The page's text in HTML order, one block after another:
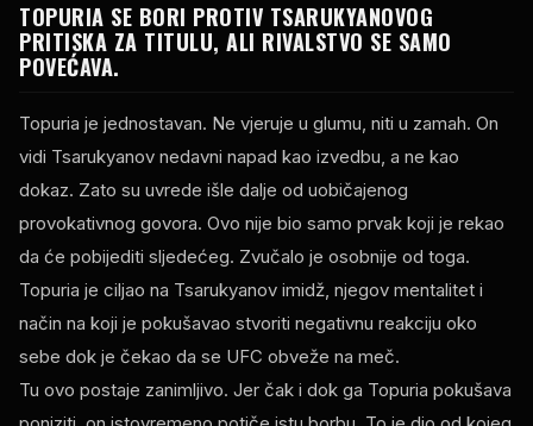
TOPURIA SE BORI PROTIV TSARUKYANOVOG
PRITISKA ZA TITULU, ALI RIVALSTVO SE SAMO
POVEĆAVA.
Topuria je jednostavan. Ne vjeruje u glumu, niti u zamah. On
vidi Tsarukyanov nedavni napad kao izvedbu, a ne kao
dokaz. Zato su uvrede išle dalje od uobičajenog
provokativnog govora. Ovo nije bio samo prvak koji je rekao
da će pobijediti sljedećeg. Zvučalo je osobnije od toga.
Topuria je ciljao na Tsarukyanov imidž, njegov mentalitet i
način na koji je pokušavao stvoriti negativnu reakciju oko
sebe dok je čekao da se UFC obveže na meč.
Tu ovo postaje zanimljivo. Jer čak i dok ga Topuria pokušava